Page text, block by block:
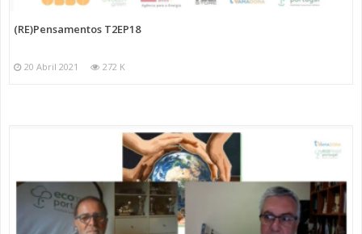
(RE)Pensamentos T2EP18
20 Abril 2021 272 K